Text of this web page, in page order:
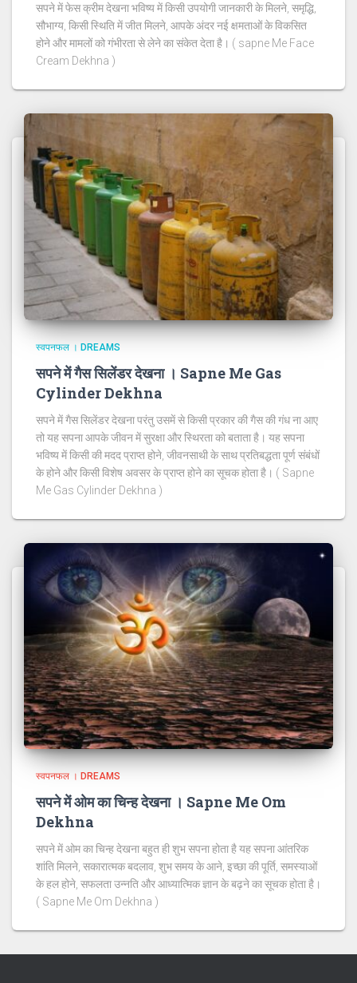
सपने में फेस क्रीम देखना भविष्य में किसी उपयोगी जानकारी के मिलने, समृद्धि,
सौभाग्य, किसी स्थिति में जीत मिलने, आपके अंदर नई क्षमताओं के विकसित
होने और मामलों को गंभीरता से लेने का संकेत देता है। ( sapne Me Face
Cream Dekhna )
स्वपनफल । DREAMS
सपने में गैस सिलेंडर देखना । Sapne Me Gas
Cylinder Dekhna
सपने में गैस सिलेंडर देखना परंतु उसमें से किसी प्रकार की गैस की गंध ना आए
तो यह सपना आपके जीवन में सुरक्षा और स्थिरता को बताता है। यह सपना
भविष्य में किसी की मदद प्राप्त होने, जीवनसाथी के साथ प्रतिबद्धता पूर्ण संबंधों
के होने और किसी विशेष अवसर के प्राप्त होने का सूचक होता है। ( Sapne
Me Gas Cylinder Dekhna )
स्वपनफल । DREAMS
सपने में ओम का चिन्ह देखना । Sapne Me Om
Dekhna
सपने में ओम का चिन्ह देखना बहुत ही शुभ सपना होता है यह सपना आंतरिक
शांति मिलने, सकारात्मक बदलाव, शुभ समय के आने, इच्छा की पूर्ति, समस्याओं
के हल होने, सफलता उन्नति और आध्यात्मिक ज्ञान के बढ़ने का सूचक होता है।
( Sapne Me Om Dekhna )